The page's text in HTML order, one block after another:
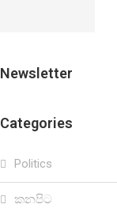
Newsletter
Categories
Politics
කනපිට